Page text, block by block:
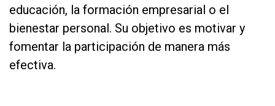
educación, la formación empresarial o el
bienestar personal. Su objetivo es motivar y
fomentar la participación de manera más
efectiva.